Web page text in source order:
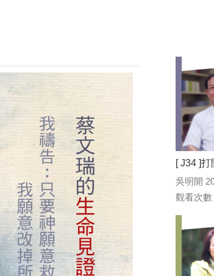
[ J34 ]
吳明開
觀看次數